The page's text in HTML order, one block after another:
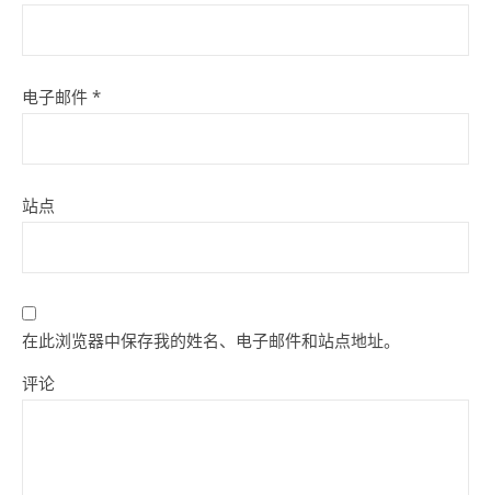
电子邮件 *
站点
在此浏览器中保存我的姓名、电子邮件和站点地址。
评论